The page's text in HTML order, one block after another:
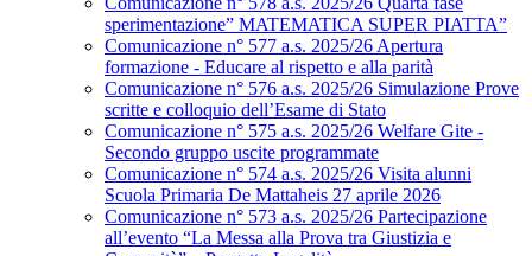
sperimentazione” MATEMATICA SUPER PIATTA”
Comunicazione n° 577 a.s. 2025/26 Apertura
formazione - Educare al rispetto e alla parità
Comunicazione n° 576 a.s. 2025/26 Simulazione Prove
scritte e colloquio dell’Esame di Stato
Comunicazione n° 575 a.s. 2025/26 Welfare Gite -
Secondo gruppo uscite programmate
Comunicazione n° 574 a.s. 2025/26 Visita alunni
Scuola Primaria De Mattaheis 27 aprile 2026
Comunicazione n° 573 a.s. 2025/26 Partecipazione
all’evento “La Messa alla Prova tra Giustizia e